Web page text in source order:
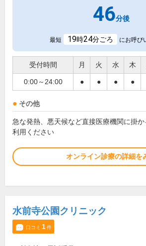
46分後
最短 19時24分ごろ にお呼び
受付時間 月 火 水 木
0:00～24:00 ● ● ● ●
その他
急な発熱、悪天候など直接医療機関に掛
利用ください
オンライン診療の詳細を
水前寺公園クリニック
口コミ 1件